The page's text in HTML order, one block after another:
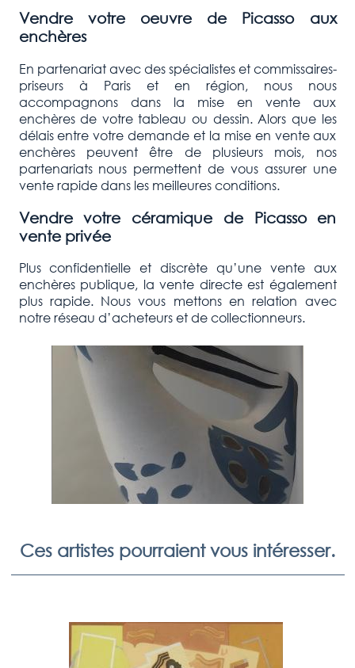
Vendre votre oeuvre de Picasso aux
enchères
En partenariat avec des spécialistes et commissaires-
priseurs à Paris et en région, nous nous
accompagnons dans la mise en vente aux
enchères de votre tableau ou dessin. Alors que les
délais entre votre demande et la mise en vente aux
enchères peuvent être de plusieurs mois, nos
partenariats nous permettent de vous assurer une
vente rapide dans les meilleures conditions.
Vendre votre céramique de Picasso en
vente privée
Plus confidentielle et discrète qu’une vente aux
enchères publique, la vente directe est également
plus rapide. Nous vous mettons en relation avec
notre réseau d’acheteurs et de collectionneurs.
Ces artistes pourraient vous intéresser.